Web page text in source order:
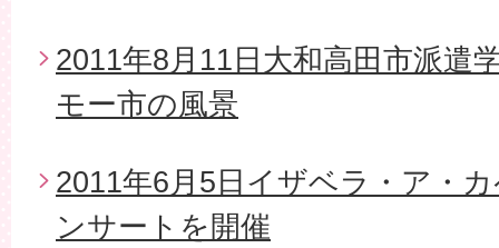
2011年8月11日大和高田市派遣
モー市の風景
2011年6月5日イザベラ・ア・
ンサートを開催